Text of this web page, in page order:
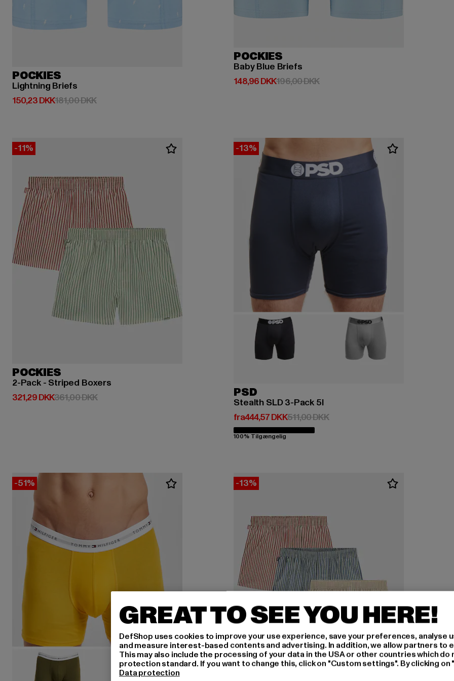
POCKIES
Lightning Briefs
150,23 DKK
Nuværende pris: 150,23 DKK
181,00 DKKKampagnepris: 181,00 DKK
POCKIES
Baby Blue Briefs
148,96 DKK
Nuværende pris: 148,96 DKK
196,00 DKKKampagnepris: 196,00 DKK
-11%
POCKIES
2-Pack - Striped Boxers
321,29 DKK
Nuværende pris: 321,29 DKK
361,00 DKKKampagnepris: 361,00 DKK
-13%
PSD
Stealth SLD 3-Pack 5I
fra444,57 DKK
Nuværende pris: Fra 444,57 DKK
511,00 DKKKampagnepris: 511,00 DKK
100% Tilgængelig
-51% -13%
GREAT TO SEE YOU HERE!
DefShop uses cookies to improve your use experience, save your preferences, analyse
and measure interest-based contents and advertising. In addition, we allow partners to
This may also include the processing of your data in the USA or other countries which do
protection standard. If you want to change this, click on "Custom settings". By clicking
Data protection